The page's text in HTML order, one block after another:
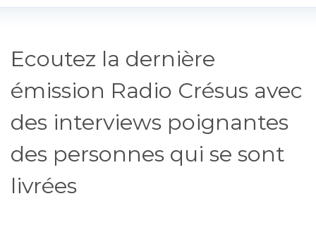
Ecoutez la dernière
émission Radio Crésus avec
des interviews poignantes
des personnes qui se sont
livrées